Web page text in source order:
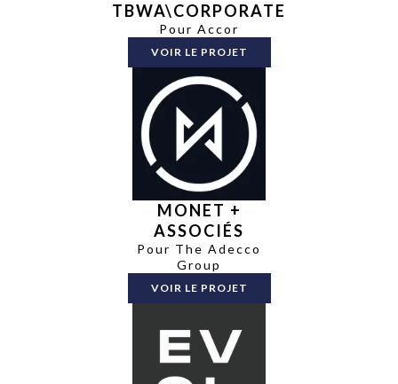
TBWA\CORPORATE
Pour Accor
VOIR LE PROJET
MONET +
ASSOCIÉS
Pour The Adecco
Group
VOIR LE PROJET